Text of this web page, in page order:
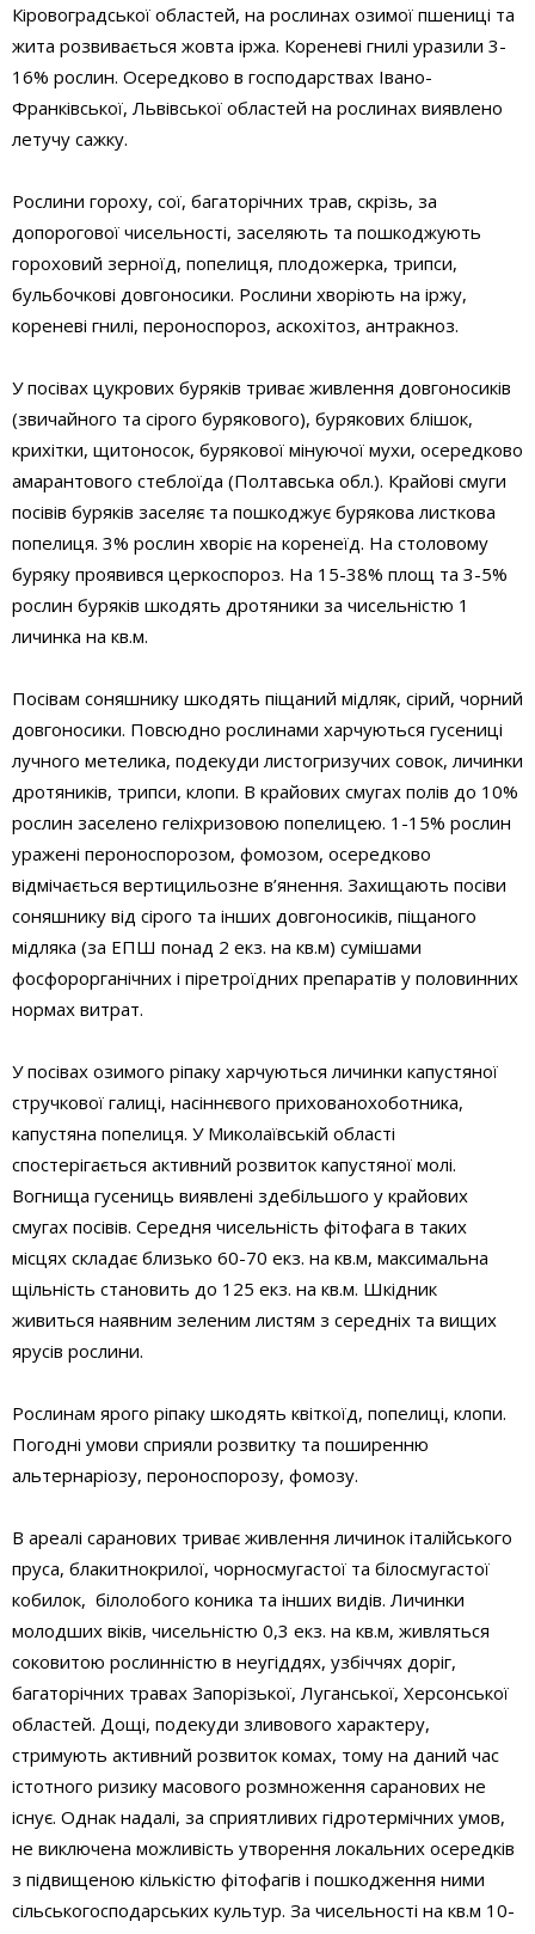
Кіровоградської областей, на рослинах озимої пшениці та
жита розвивається жовта іржа. Кореневі гнилі уразили 3-
16% рослин. Осередково в господарствах Івано-
Франківської, Львівської областей на рослинах виявлено
летучу сажку.
Рослини гороху, сої, багаторічних трав, скрізь, за
допорогової чисельності, заселяють та пошкоджують
гороховий зерноїд, попелиця, плодожерка, трипси,
бульбочкові довгоносики. Рослини хворіють на іржу,
кореневі гнилі, пероноспороз, аскохітоз, антракноз.
У посівах цукрових буряків триває живлення довгоносиків
(звичайного та сірого бурякового), бурякових блішок,
крихітки, щитоносок, бурякової мінуючої мухи, осередково
амарантового стеблоїда (Полтавська обл.). Крайові смуги
посівів буряків заселяє та пошкоджує бурякова листкова
попелиця. 3% рослин хворіє на коренеїд. На столовому
буряку проявився церкоспороз. На 15-38% площ та 3-5%
рослин буряків шкодять дротяники за чисельністю 1
личинка на кв.м.
Посівам соняшнику шкодять піщаний мідляк, сірий, чорний
довгоносики. Повсюдно рослинами харчуються гусениці
лучного метелика, подекуди листогризучих совок, личинки
дротяників, трипси, клопи. В крайових смугах полів до 10%
рослин заселено геліхризовою попелицею. 1-15% рослин
уражені пероноспорозом, фомозом, осередково
відмічається вертицильозне в’янення. Захищають посіви
соняшнику від сірого та інших довгоносиків, піщаного
мідляка (за ЕПШ понад 2 екз. на кв.м) сумішами
фосфорорганічних і піретроїдних препаратів у половинних
нормах витрат.
У посівах озимого ріпаку харчуються личинки капустяної
стручкової галиці, насіннєвого прихованохоботника,
капустяна попелиця. У Миколаївській області
спостерігається активний розвиток капустяної молі.
Вогнища гусениць виявлені здебільшого у крайових
смугах посівів. Середня чисельність фітофага в таких
місцях складає близько 60-70 екз. на кв.м, максимальна
щільність становить до 125 екз. на кв.м. Шкідник
живиться наявним зеленим листям з середніх та вищих
ярусів рослини.
Рослинам ярого ріпаку шкодять квіткоїд, попелиці, клопи.
Погодні умови сприяли розвитку та поширенню
альтернаріозу, пероноспорозу, фомозу.
В ареалі саранових триває живлення личинок італійського
пруса, блакитнокрилої, чорносмугастої та білосмугастої
кобилок, білолобого коника та інших видів. Личинки
молодших віків, чисельністю 0,3 екз. на кв.м, живляться
соковитою рослинністю в неугіддях, узбіччях доріг,
багаторічних травах Запорізької, Луганської, Херсонської
областей. Дощі, подекуди зливового характеру,
стримують активний розвиток комах, тому на даний час
істотного ризику масового розмноження саранових не
існує. Однак надалі, за сприятливих гідротермічних умов,
не виключена можливість утворення локальних осередків
з підвищеною кількістю фітофагів і пошкодження ними
сільськогосподарських культур. За чисельності на кв.м 10-